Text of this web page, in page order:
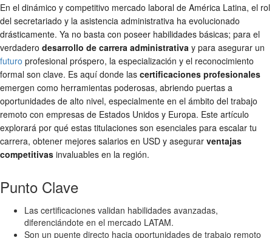
En el dinámico y competitivo mercado laboral de América Latina, el rol
del secretariado y la asistencia administrativa ha evolucionado
drásticamente. Ya no basta con poseer habilidades básicas; para el
verdadero desarrollo de carrera administrativa y para asegurar un
futuro profesional próspero, la especialización y el reconocimiento
formal son clave. Es aquí donde las certificaciones profesionales
emergen como herramientas poderosas, abriendo puertas a
oportunidades de alto nivel, especialmente en el ámbito del trabajo
remoto con empresas de Estados Unidos y Europa. Este artículo
explorará por qué estas titulaciones son esenciales para escalar tu
carrera, obtener mejores salarios en USD y asegurar ventajas
competitivas invaluables en la región.
Punto Clave
Las certificaciones validan habilidades avanzadas,
diferenciándote en el mercado LATAM.
Son un puente directo hacia oportunidades de trabajo remoto